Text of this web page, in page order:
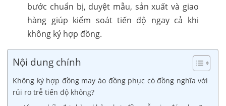
bước chuẩn bị, duyệt mẫu, sản xuất và giao
hàng giúp kiểm soát tiến độ ngay cả khi
không ký hợp đồng.
Nội dung chính
Không ký hợp đồng may áo đồng phục có đồng nghĩa với
rủi ro trễ tiến độ không?